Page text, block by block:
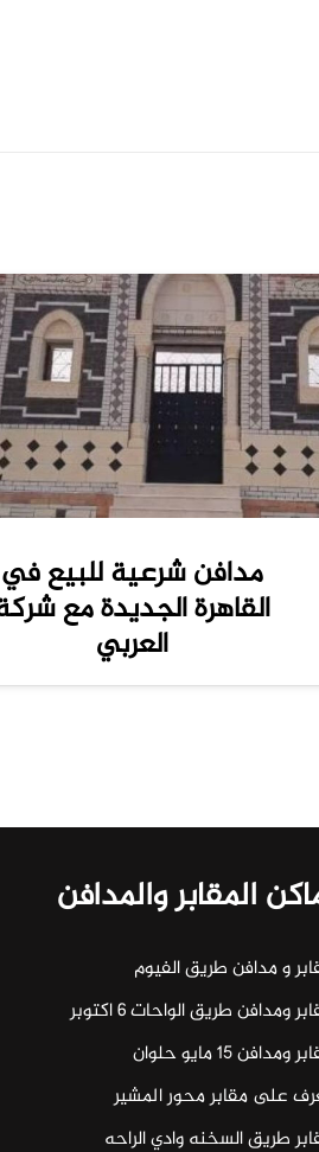
مدافن شرعية للبيع في
القاهرة الجديدة مع
العربي
المقابر والمدافن
و مدافن طريق الفيوم
ومدافن طريق الواحات ٦ اكتوبر
ومدافن ١٥ مايو حلوان
على مقابر محور المشير
طريق السخنه وادي الراحه